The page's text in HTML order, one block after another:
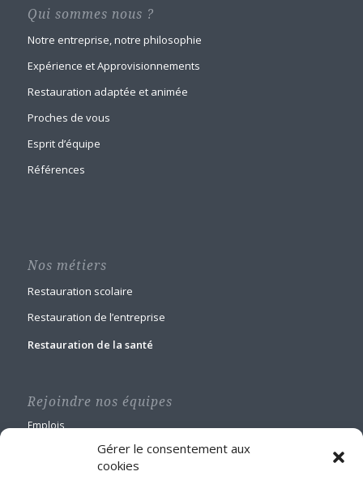
Gérer le consentement aux
cookies
Qui sommes nous ?
Notre entreprise, notre philosophie
Expérience et Approvisionnements
Restauration adaptée et animée
Proches de vous
Esprit d’équipe
Références
Nos métiers
Restauration scolaire
Restauration de l’entreprise
Restauration de la santé
Rejoindre nos équipes
Emplois